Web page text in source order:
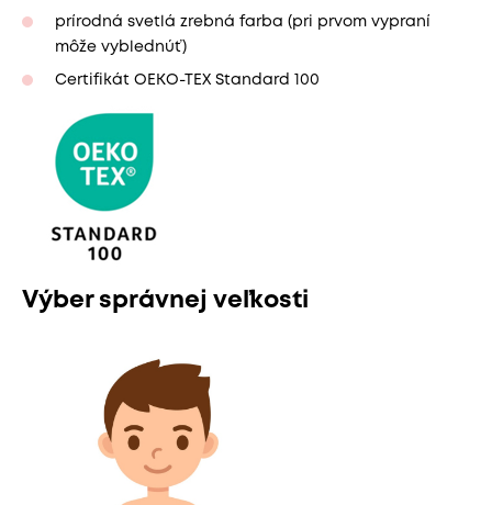
prírodná svetlá zrebná farba (pri prvom vypraní
môže vyblednúť)
Certifikát OEKO-TEX Standard 100
Výber správnej veľkosti